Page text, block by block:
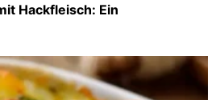
Hackfleisch: Ein